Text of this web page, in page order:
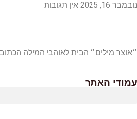
נובמבר 16, 2025
אין תגובות
״אוצר מילים״ הבית לאוהבי המילה
עמודי האתר